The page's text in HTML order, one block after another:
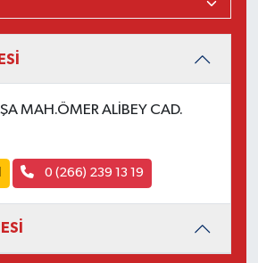
MAH.ÖMER ALİBEY CAD.
0 (266) 239 13 19